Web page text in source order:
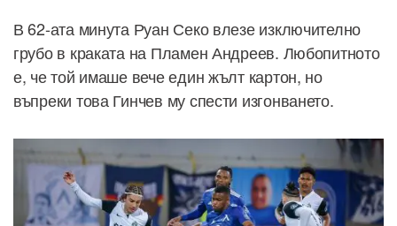
В 62-ата минута Руан Секо влезе изключително
грубо в краката на Пламен Андреев. Любопитното
е, че той имаше вече един жълт картон, но
въпреки това Гинчев му спести изгонването.